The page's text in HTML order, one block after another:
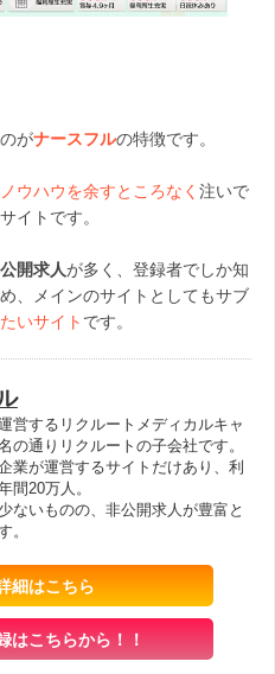
がナースフルの特徴です。
ウハウを余すところなく 注いで
イトです。
開求人が多く、登録者でしか知
、メインのサイトとしてもサブ
いサイト です。
営するリクルートメディカルキャ
の通りリクルートの子会社です。
業が運営するサイトだけあり、利
間20万人。
ないものの、非公開求人が豊富と
。
細はこちら
はこちらから！！